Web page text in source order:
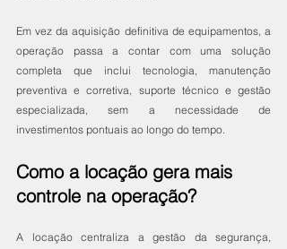
Em vez da aquisição definitiva de equipamentos, a
operação passa a contar com uma solução
completa que inclui tecnologia, manutenção
preventiva e corretiva, suporte técnico e gestão
especializada, sem a necessidade de
investimentos pontuais ao longo do tempo.
Como a locação gera mais
controle na operação?
A locação centraliza a gestão da segurança,